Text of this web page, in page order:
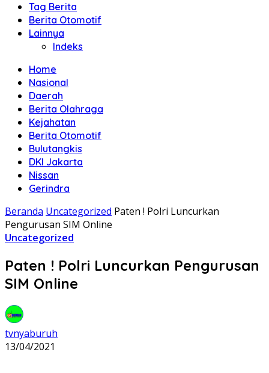
Tag Berita
Berita Otomotif
Lainnya
Indeks
Home
Nasional
Daerah
Berita Olahraga
Kejahatan
Berita Otomotif
Bulutangkis
DKI Jakarta
Nissan
Gerindra
Beranda Uncategorized Paten ! Polri Luncurkan
Pengurusan SIM Online
Uncategorized
Paten ! Polri Luncurkan Pengurusan
SIM Online
tvnyaburuh
13/04/2021